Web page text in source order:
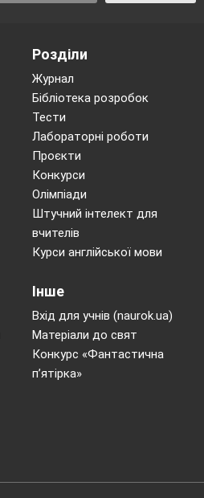
Розділи
Журнал
Бібліотека розробок
Тести
Лабораторні роботи
Проєкти
Конкурси
Олімпіади
Штучний інтелект для
вчителів
Курси англійської мови
Інше
Вхід для учнів (naurok.ua)
Матеріали до свят
Конкурс «Фантастична
п’ятірка»